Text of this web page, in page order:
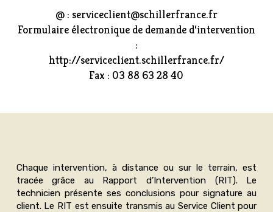
@ : serviceclient@schillerfrance.fr
Formulaire électronique de demande d‘intervention
:
http://serviceclient.schillerfrance.fr/
Fax : 03 88 63 28 40
Chaque intervention, à distance ou sur le terrain, est
tracée grâce au Rapport d’Intervention (RIT). Le
technicien présente ses conclusions pour signature au
client. Le RIT est ensuite transmis au Service Client pour